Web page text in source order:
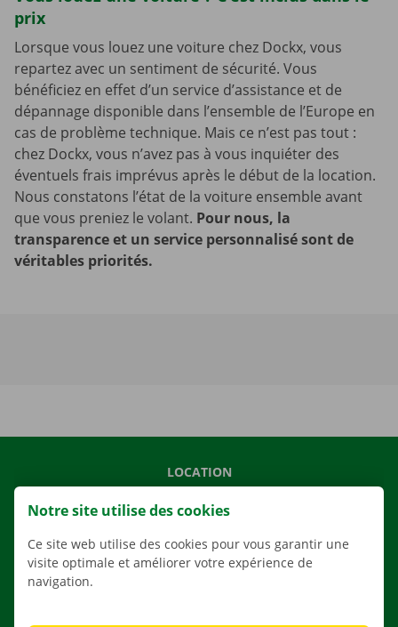
prix
Lorsque vous louez une voiture chez Dockx, vous
repartez avec un sentiment de sécurité. Vous
bénéficiez en effet d’un service d’assistance et de
dépannage disponible dans l’ensemble de l’Europe en
cas de problème technique. Mais ce n’est pas tout :
chez Dockx, vous n’avez pas à vous inquiéter des
éventuels frais imprévus après le début de la location.
Nous constatons l’état de la voiture ensemble avant
que vous preniez le volant. Pour nous, la
transparence et un service personnalisé sont de
véritables priorités.
LOCATION
AGENCES
Notre site utilise des cookies
Ce site web utilise des cookies pour vous garantir une
visite optimale et améliorer votre expérience de
navigation.